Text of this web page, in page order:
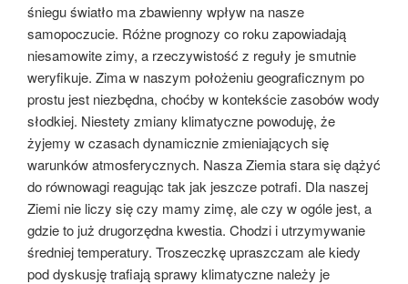
śniegu światło ma zbawienny wpływ na nasze
samopoczucie. Różne prognozy co roku zapowiadają
niesamowite zimy, a rzeczywistość z reguły je smutnie
weryfikuje. Zima w naszym położeniu geograficznym po
prostu jest niezbędna, choćby w kontekście zasobów wody
słodkiej. Niestety zmiany klimatyczne powoduję, że
żyjemy w czasach dynamicznie zmieniających się
warunków atmosferycznych. Nasza Ziemia stara się dążyć
do równowagi reagując tak jak jeszcze potrafi. Dla naszej
Ziemi nie liczy się czy mamy zimę, ale czy w ogóle jest, a
gdzie to już drugorzędna kwestia. Chodzi i utrzymywanie
średniej temperatury. Troszeczkę upraszczam ale kiedy
pod dyskusję trafiają sprawy klimatyczne należy je